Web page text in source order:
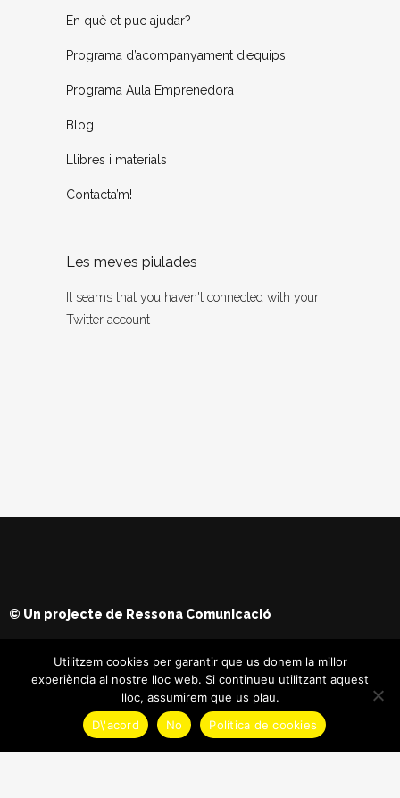
En què et puc ajudar?
Programa d’acompanyament d’equips
Programa Aula Emprenedora
Blog
Llibres i materials
Contacta’m!
Les meves piulades
It seams that you haven't connected with your
Twitter account
© Un projecte de Ressona Comunicació
Utilitzem cookies per garantir que us donem la millor
experiència al nostre lloc web. Si continueu utilitzant aquest
lloc, assumirem que us plau.
D\'acord
No Política de cookies